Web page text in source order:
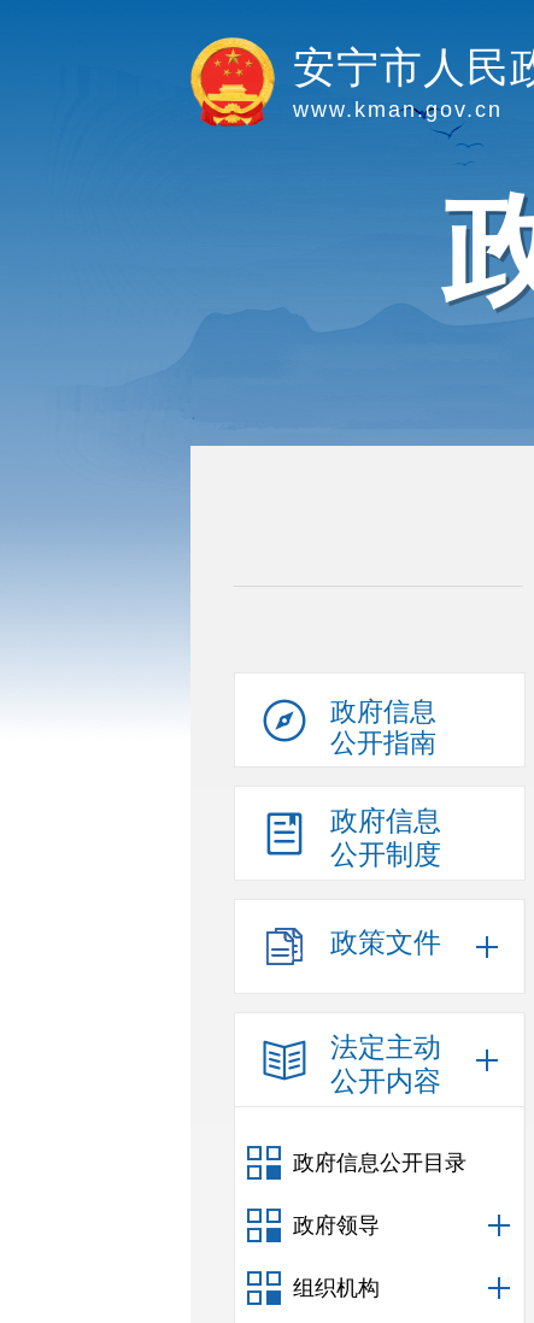
安宁市人民
www.kman.gov.cn
政府信息
公开指南
政府信息
公开制度
政策文件
法定主动
公开内容
政府信息公开目录
政府领导
组织机构